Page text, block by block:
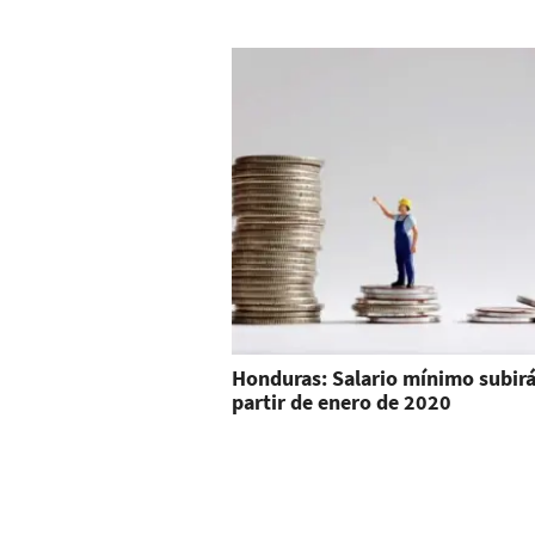
Honduras: Salario mínimo
partir de enero de 2020